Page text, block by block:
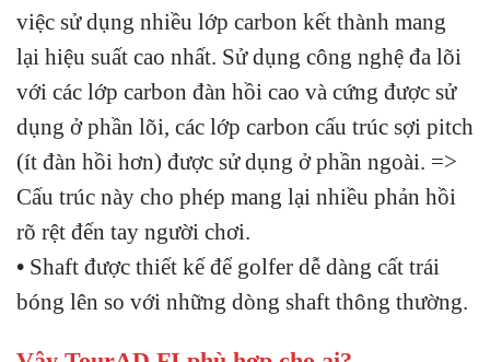
việc sử dụng nhiều lớp carbon kết thành mang
lại hiệu suất cao nhất. Sử dụng công nghệ đa lõi
với các lớp carbon đàn hồi cao và cứng được sử
dụng ở phần lõi, các lớp carbon cấu trúc sợi pitch
(ít đàn hồi hơn) được sử dụng ở phần ngoài. =>
Cấu trúc này cho phép mang lại nhiều phản hồi
rõ rệt đến tay người chơi.
• Shaft được thiết kế để golfer dễ dàng cất trái
bóng lên so với những dòng shaft thông thường.